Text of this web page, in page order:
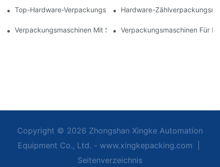
Top-Hardware-Verpackungsmaschinen Für Eine Konsistente
Hardware-
Verpackungsmaschinen Mit Schraubenzählfunktion: Das
Verpackungsmaschinen Für
Copyright © 2026 Zhongshan Xingke Automation
Equipment Co., Ltd. - www.xingkepacking.com
Seitenverzeichnis